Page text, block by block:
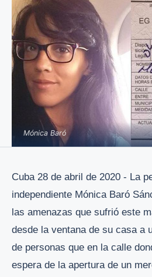
Mónica Baró
Cuba 28 de abril de 2020 - La
independiente Mónica Baró
las amenazas que sufrió este
desde la ventana de su casa a
de personas que en la calle
espera de la apertura de un